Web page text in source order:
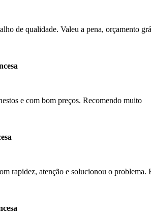
de qualidade. Valeu a pena, orçamento
e com bom preços. Recomendo muito
rapidez, atenção e solucionou o problema.